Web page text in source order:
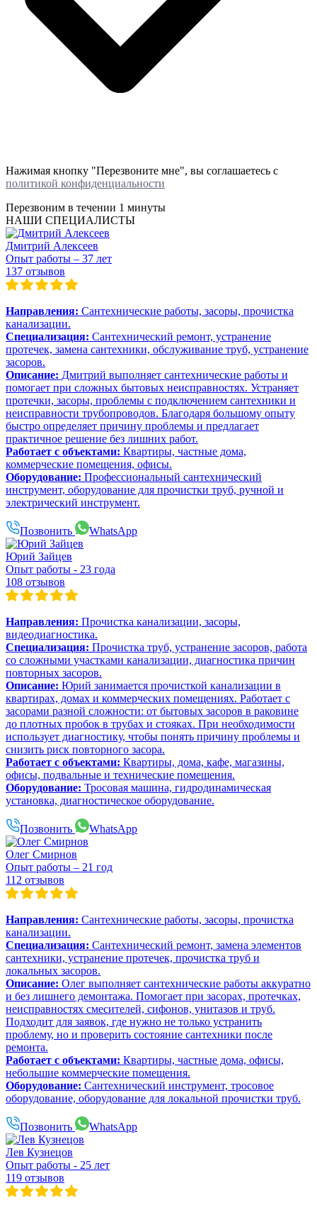
Нажимая кнопку "Перезвоните мне", вы соглашаетесь с
политикой конфиденциальности
Перезвоним в течении 1 минуты
НАШИ СПЕЦИАЛИСТЫ
Дмитрий Алексеев
Опыт работы – 37 лет
137 отзывов
Направления: Сантехнические работы, засоры, прочистка
канализации.
Специализация: Сантехнический ремонт, устранение
протечек, замена сантехники, обслуживание труб, устранение
засоров.
Описание: Дмитрий выполняет сантехнические работы и
помогает при сложных бытовых неисправностях. Устраняет
протечки, засоры, проблемы с подключением сантехники и
неисправности трубопроводов. Благодаря большому опыту
быстро определяет причину проблемы и предлагает
практичное решение без лишних работ.
Работает с объектами: Квартиры, частные дома,
коммерческие помещения, офисы.
Оборудование: Профессиональный сантехнический
инструмент, оборудование для прочистки труб, ручной и
электрический инструмент.
Позвонить WhatsApp
Юрий Зайцев
Опыт работы - 23 года
108 отзывов
Направления: Прочистка канализации, засоры,
видеодиагностика.
Специализация: Прочистка труб, устранение засоров, работа
со сложными участками канализации, диагностика причин
повторных засоров.
Описание: Юрий занимается прочисткой канализации в
квартирах, домах и коммерческих помещениях. Работает с
засорами разной сложности: от бытовых засоров в раковине
до плотных пробок в трубах и стояках. При необходимости
использует диагностику, чтобы понять причину проблемы и
снизить риск повторного засора.
Работает с объектами: Квартиры, дома, кафе, магазины,
офисы, подвальные и технические помещения.
Оборудование: Тросовая машина, гидродинамическая
установка, диагностическое оборудование.
Позвонить WhatsApp
Олег Смирнов
Опыт работы – 21 год
112 отзывов
Направления: Сантехнические работы, засоры, прочистка
канализации.
Специализация: Сантехнический ремонт, замена элементов
сантехники, устранение протечек, прочистка труб и
локальных засоров.
Описание: Олег выполняет сантехнические работы аккуратно
и без лишнего демонтажа. Помогает при засорах, протечках,
неисправностях смесителей, сифонов, унитазов и труб.
Подходит для заявок, где нужно не только устранить
проблему, но и проверить состояние сантехники после
ремонта.
Работает с объектами: Квартиры, частные дома, офисы,
небольшие коммерческие помещения.
Оборудование: Сантехнический инструмент, тросовое
оборудование, оборудование для локальной прочистки труб.
Позвонить WhatsApp
Лев Кузнецов
Опыт работы - 25 лет
119 отзывов